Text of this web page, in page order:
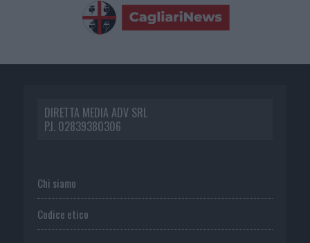
DIRETTA MEDIA ADV SRL
P.I. 02839380306
Chi siamo
Codice etico